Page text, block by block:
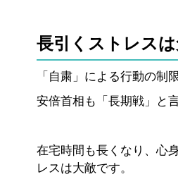
長引くストレス
「自粛」による行動の制
安倍首相も「長期戦」と
在宅時間も長くなり、心
レスは大敵です。